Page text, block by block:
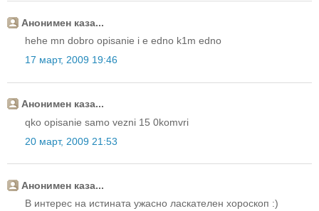
Анонимен каза...
hehe mn dobro opisanie i e edno k1m edno
17 март, 2009 19:46
Анонимен каза...
qko opisanie samo vezni 15 0komvri
20 март, 2009 21:53
Анонимен каза...
В интерес на истината ужасно ласкателен хороскоп :)